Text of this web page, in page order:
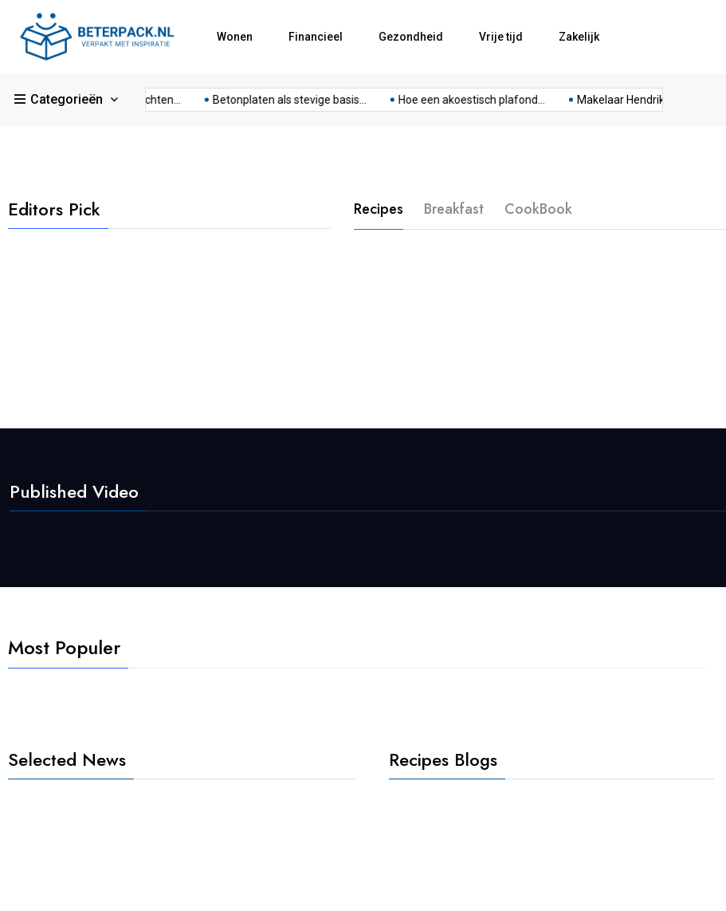
Wonen Financieel Gezondheid Vrije tijd Zakelijk
Categorieën
Slim je sportschool inrichten... Betonplaten als stevige basis... Hoe een akoestisch plafond... Makelaar Hendrik Ido Ambacht:...
Editors Pick Recipes Breakfast CookBook
Published Video
Most Populer
Selected News Recipes Blogs